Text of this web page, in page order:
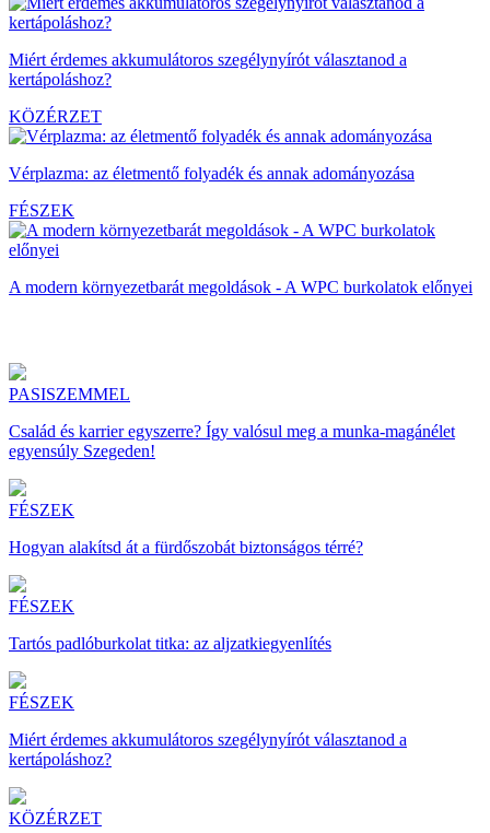
Miért érdemes akkumulátoros szegélynyírót választanod a
kertápoláshoz?
KÖZÉRZET
Vérplazma: az életmentő folyadék és annak adományozása
FÉSZEK
A modern környezetbarát megoldások - A WPC burkolatok előnyei
PASISZEMMEL
Család és karrier egyszerre? Így valósul meg a munka-magánélet
egyensúly Szegeden!
FÉSZEK
Hogyan alakítsd át a fürdőszobát biztonságos térré?
FÉSZEK
Tartós padlóburkolat titka: az aljzatkiegyenlítés
FÉSZEK
Miért érdemes akkumulátoros szegélynyírót választanod a
kertápoláshoz?
KÖZÉRZET